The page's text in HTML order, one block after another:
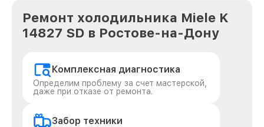
Ремонт холодильника Miele K
14827 SD в Ростове-на-Дону
Комплексная диагностика
Определим проблему за счет мастерской,
даже при отказе от ремонта.
Забор техники